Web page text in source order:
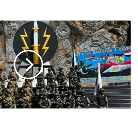
انطلاق
التدريب
المصري
الباكستاني
"رعد-2"
لتعزيز
القدرات
العسكرية
المشتركة